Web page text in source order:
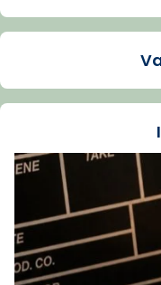
La Carmina va
dos mesos, a
Recupera
tican News
07/carmina-
espana-